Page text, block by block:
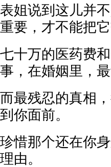
表姐说到这儿并
重要，才不能把
七十万的医药费
事，在婚姻里，
而最残忍的真相
到你面前。
珍惜那个还在你
理由。